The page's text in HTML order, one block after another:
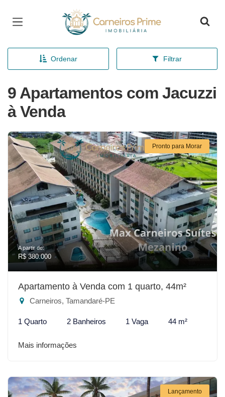
Página inicial
Ordenar Filtrar
9 Apartamentos com Jacuzzi
à Venda
Pronto para Morar
A partir de:
R$ 380.000
Apartamento à Venda com 1 quarto, 44m²
Carneiros, Tamandaré-PE
1 Quarto 2 Banheiros 1 Vaga 44 m²
Mais informações
Lançamento